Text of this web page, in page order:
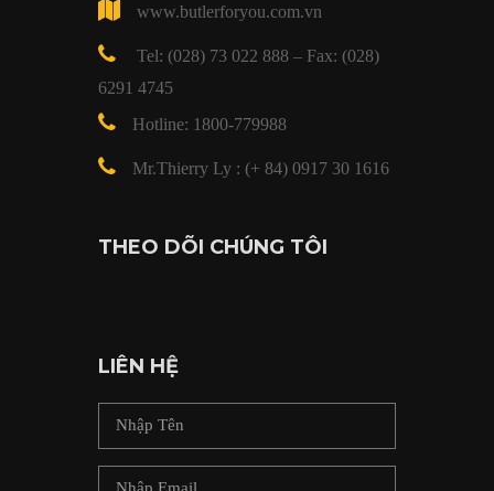
www.butlerforyou.com.vn
Tel: (028) 73 022 888 – Fax: (028)
6291 4745
Hotline: 1800-779988
Mr.Thierry Ly : (+ 84) 0917 30 1616
THEO DÕI CHÚNG TÔI
LIÊN HỆ